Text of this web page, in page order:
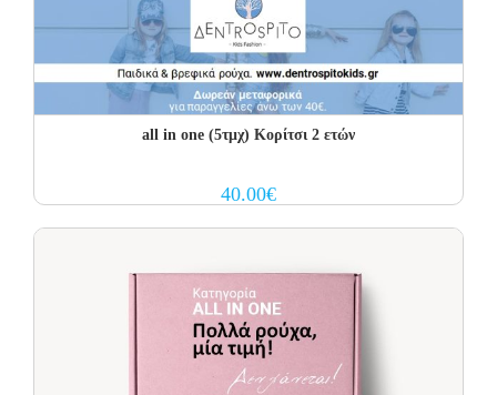
all in one (5τμχ) Κορίτσι 2 ετών
40.00€